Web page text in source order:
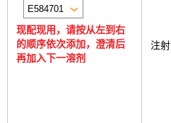
现配现用，请按从左到右
的顺序依次添加，澄清后
再加入下一溶剂
注射